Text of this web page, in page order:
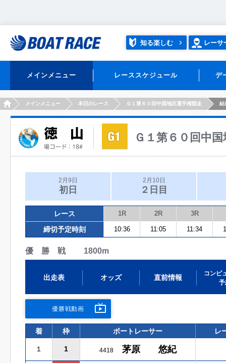
知る楽しむ レーサ
メインメニュー レーススケジュール デ
HOMEメインメニュー 本日のレース Ｇ１第６０回中国地区選手権競走 結
Ｇ１第６０回中
2月9日
初日
2月10日
２日目
レース 1R 2R 3R
締切予定時刻 10:36 11:05 11:34
優 勝 戦 1800m
出走表 オッズ 直前情報
コンピ
予
優勝戦動画
着 枠 ボートレーサー レ
１ 1 4418 茅原 悠紀